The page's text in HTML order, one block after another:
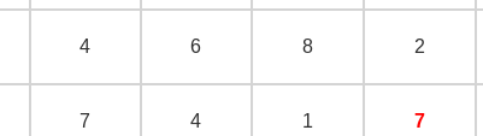
4 6 8 2
7 4 1 7